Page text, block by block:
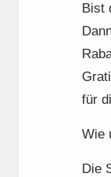
Bist
für
Wie
Die